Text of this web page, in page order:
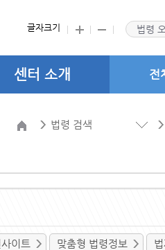
글자크기 법령
센터 소개 전
법령 검색
이트 맞춤형 법령정보